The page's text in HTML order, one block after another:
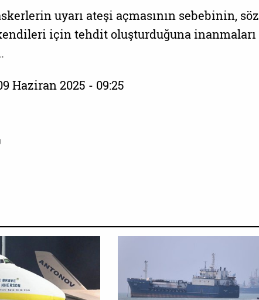
uyarı ateşi açmasının sebebinin, söz
için tehdit oluşturduğuna inanmaları
Haziran 2025 - 09:25